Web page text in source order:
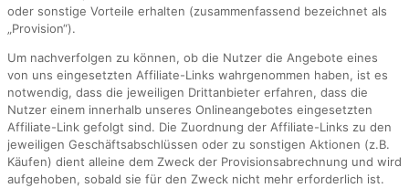
oder sonstige Vorteile erhalten (zusammenfassend bezeichnet als
„Provision“).
Um nachverfolgen zu können, ob die Nutzer die Angebote eines
von uns eingesetzten Affiliate-Links wahrgenommen haben, ist es
notwendig, dass die jeweiligen Drittanbieter erfahren, dass die
Nutzer einem innerhalb unseres Onlineangebotes eingesetzten
Affiliate-Link gefolgt sind. Die Zuordnung der Affiliate-Links zu den
jeweiligen Geschäftsabschlüssen oder zu sonstigen Aktionen (z.B.
Käufen) dient alleine dem Zweck der Provisionsabrechnung und wird
aufgehoben, sobald sie für den Zweck nicht mehr erforderlich ist.